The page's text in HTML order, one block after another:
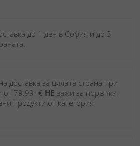
до 1 ден в София и до 3
доставка за цялата страна при
от 79.99+€ НЕ важи за поръчки
продукти от категория